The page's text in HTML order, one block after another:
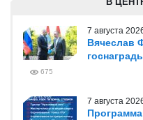
7 августа
Вячеслав
675
7 августа